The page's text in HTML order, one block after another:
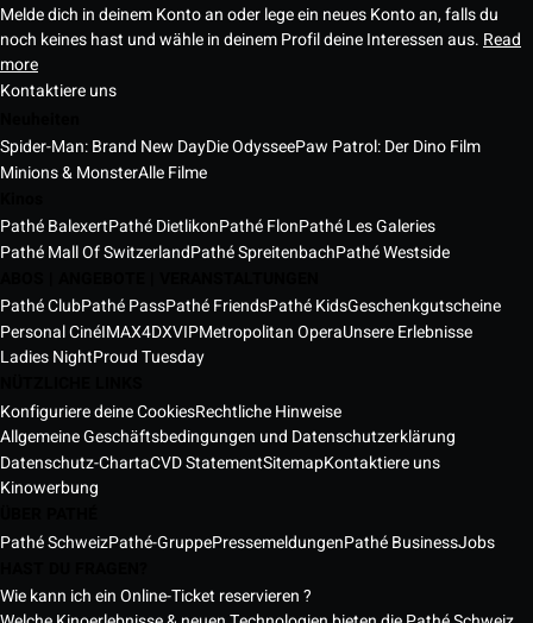
Melde dich in deinem Konto an oder lege ein neues Konto an, falls du
noch keines hast und wähle in deinem Profil deine Interessen aus. Read
more
Kontaktiere uns
Spider-Man: Brand New DayDie OdysseePaw Patrol: Der Dino Film
Minions & MonsterAlle Filme
Pathé BalexertPathé DietlikonPathé FlonPathé Les Galeries
Pathé Mall Of SwitzerlandPathé SpreitenbachPathé Westside
Pathé ClubPathé PassPathé FriendsPathé KidsGeschenkgutscheine
Personal CinéIMAX4DXVIPMetropolitan OperaUnsere Erlebnisse
Ladies NightProud Tuesday
Konfiguriere deine CookiesRechtliche Hinweise
Allgemeine Geschäftsbedingungen und Datenschutzerklärung
Datenschutz-ChartaCVD StatementSitemapKontaktiere uns
Kinowerbung
Pathé SchweizPathé-GruppePressemeldungenPathé BusinessJobs
Wie kann ich ein Online-Ticket reservieren ?